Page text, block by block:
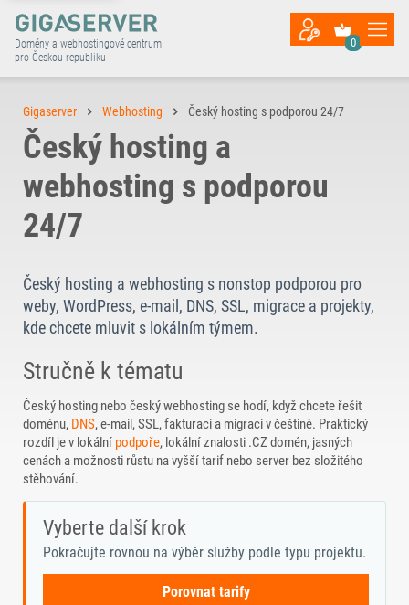
Domény a webhostingové centrum
pro Českou republiku
0
Gigaserver Webhosting Český hosting s podporou 24/7
Český hosting a
webhosting s podporou
24/7
Český hosting a webhosting s nonstop podporou pro
weby, WordPress, e-mail, DNS, SSL, migrace a projekty,
kde chcete mluvit s lokálním týmem.
Stručně k tématu
Český hosting nebo český webhosting se hodí, když chcete řešit
doménu, DNS, e-mail, SSL, fakturaci a migraci v češtině. Praktický
rozdíl je v lokální podpoře, lokální znalosti .CZ domén, jasných
cenách a možnosti růstu na vyšší tarif nebo server bez složitého
stěhování.
Vyberte další krok
Pokračujte rovnou na výběr služby podle typu projektu.
Porovnat tarify